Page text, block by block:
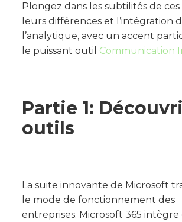
Plongez dans les subtilités de
leurs différences et l’intégration
l’analytique, avec un accent
le puissant outil Communication
Partie 1:
outils
La suite innovante de Microsoft
le mode de fonctionnement des
entreprises. Microsoft 365 intègre